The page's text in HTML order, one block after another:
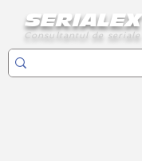
SERIALEX
Consultantul de seriale